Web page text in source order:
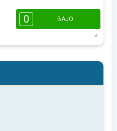
16:00
0 BAJO
16:00 18:00